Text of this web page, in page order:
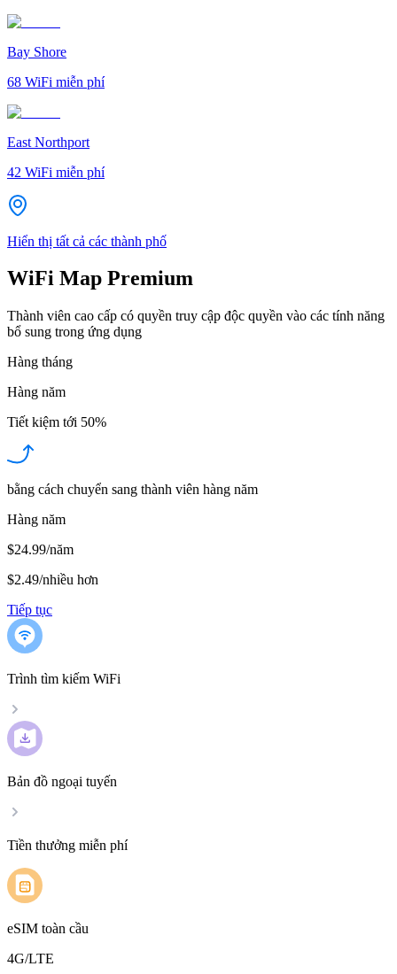
Bay Shore
68 WiFi miễn phí
East Northport
42 WiFi miễn phí
Hiển thị tất cả các thành phố
WiFi Map Premium
Thành viên cao cấp có quyền truy cập độc quyền vào các tính năng
bổ sung trong ứng dụng
Hàng tháng
Hàng năm
Tiết kiệm tới 50%
bằng cách chuyển sang thành viên hàng năm
Hàng năm
$24.99/năm
$2.49/nhiều hơn
Tiếp tục
Trình tìm kiếm WiFi
Bản đồ ngoại tuyến
Tiền thưởng miễn phí
eSIM toàn cầu
4G/LTE